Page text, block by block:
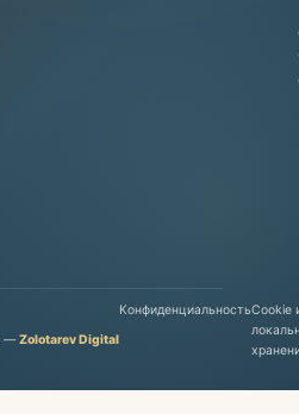
—Zolotarev Digital
КонфиденциальностьCookie